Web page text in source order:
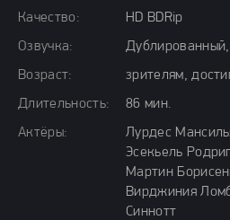
Качество:
HD BDRip
Озвучка:
Возраст:
зрителям,
Длительность:
86 мин.
Актёры:
Лурдес
Эсекьель
Мартин
Вирджиния
Синнотт